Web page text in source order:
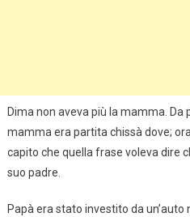
Dima non aveva più la mamma. Da
mamma era partita chissà dove;
capito che quella frase voleva dire
suo padre.
Papà era stato investito da